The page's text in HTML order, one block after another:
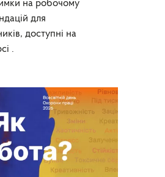
на робочому
для
доступні на
.